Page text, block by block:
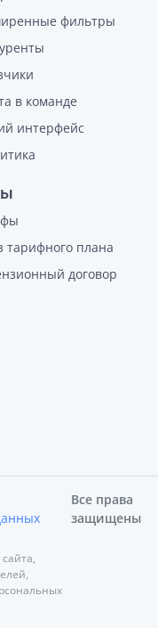
фильтры
в команде
интерфейс
тарифного плана
договор
Все права
защищены